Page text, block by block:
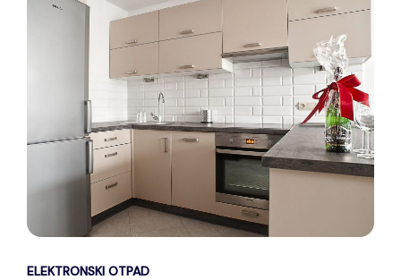
ELEKTRONSKI OTPAD